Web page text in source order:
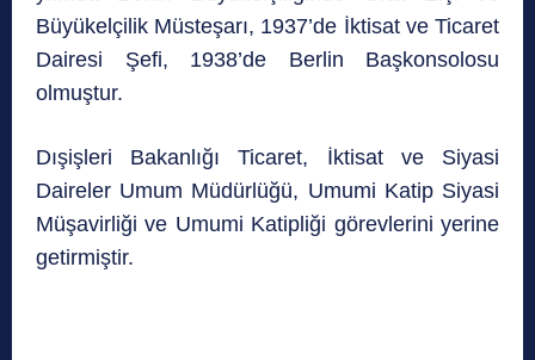
Büyükelçilik Müsteşarı, 1937’de İktisat ve Ticaret
Dairesi Şefi, 1938’de Berlin Başkonsolosu
olmuştur.
Dışişleri Bakanlığı Ticaret, İktisat ve Siyasi
Daireler Umum Müdürlüğü, Umumi Katip Siyasi
Müşavirliği ve Umumi Katipliği görevlerini yerine
getirmiştir.